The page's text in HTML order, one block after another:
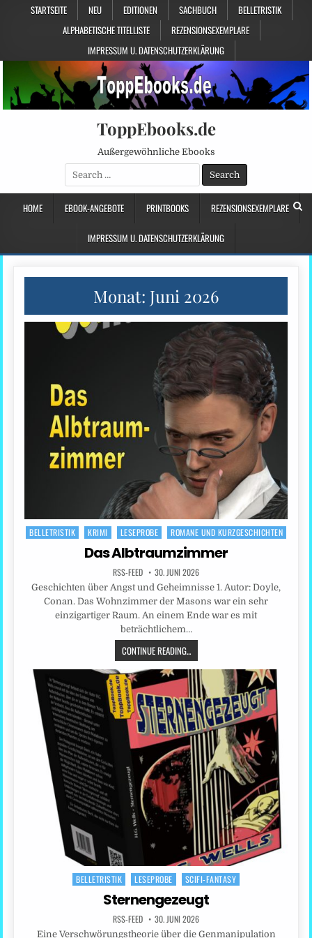
STARTSEITE NEU EDITIONEN SACHBUCH
BELLETRISTIK
ALPHABETISCHE TITELLISTE
REZENSIONSEXEMPLARE
IMPRESSUM U. DATENSCHUTZERKLÄRUNG
ToppEbooks.de
Außergewöhnliche Ebooks
Search
for:
HOME EBOOK-ANGEBOTE PRINTBOOKS REZENSIONSEXEMPLARE
IMPRESSUM U. DATENSCHUTZERKLÄRUNG
Monat: Juni 2026
Posted
BELLETRISTIK KRIMI LESEPROBE ROMANE UND KURZGESCHICHTEN
Das Albtraumzimmer
RSS-FEED 30. JUNI 2026
Geschichten über Angst und Geheimnisse 1. Autor: Doyle,
Conan. Das Wohnzimmer der Masons war ein sehr
einzigartiger Raum. An einem Ende war es mit
beträchtlichem…
CONTINUE READING...
Posted
BELLETRISTIK LESEPROBE SCIFI-FANTASY
Sternengezeugt
RSS-FEED 30. JUNI 2026
Eine Verschwörungstheorie über die Genmanipulation